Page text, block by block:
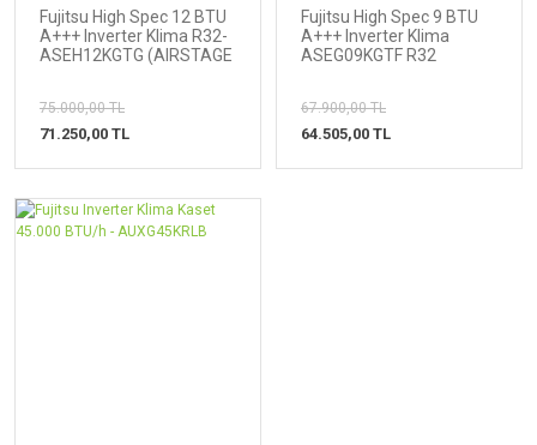
Fujitsu High Spec 12 BTU
A+++ Inverter Klima R32-
ASEH12KGTG (AIRSTAGE
75.000,00 TL
71.250,00 TL
Fujitsu High Spec 9 BTU
A+++ Inverter Klima
ASEG09KGTF R32
67.900,00 TL
64.505,00 TL